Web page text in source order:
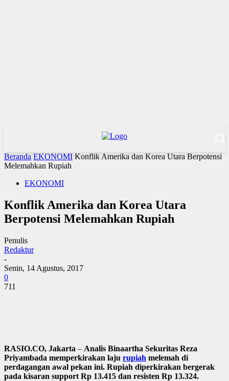
Beranda EKONOMI Konflik Amerika dan Korea Utara Berpotensi
Melemahkan Rupiah
EKONOMI
Konflik Amerika dan Korea Utara
Berpotensi Melemahkan Rupiah
Penulis
Redaktur
-
Senin, 14 Agustus, 2017
0
711
RASIO.CO, Jakarta – Analis Binaartha Sekuritas Reza
Priyambada memperkirakan laju rupiah melemah di
perdagangan awal pekan ini. Rupiah diperkirakan bergerak
pada kisaran support Rp 13.415 dan resisten Rp 13.324.